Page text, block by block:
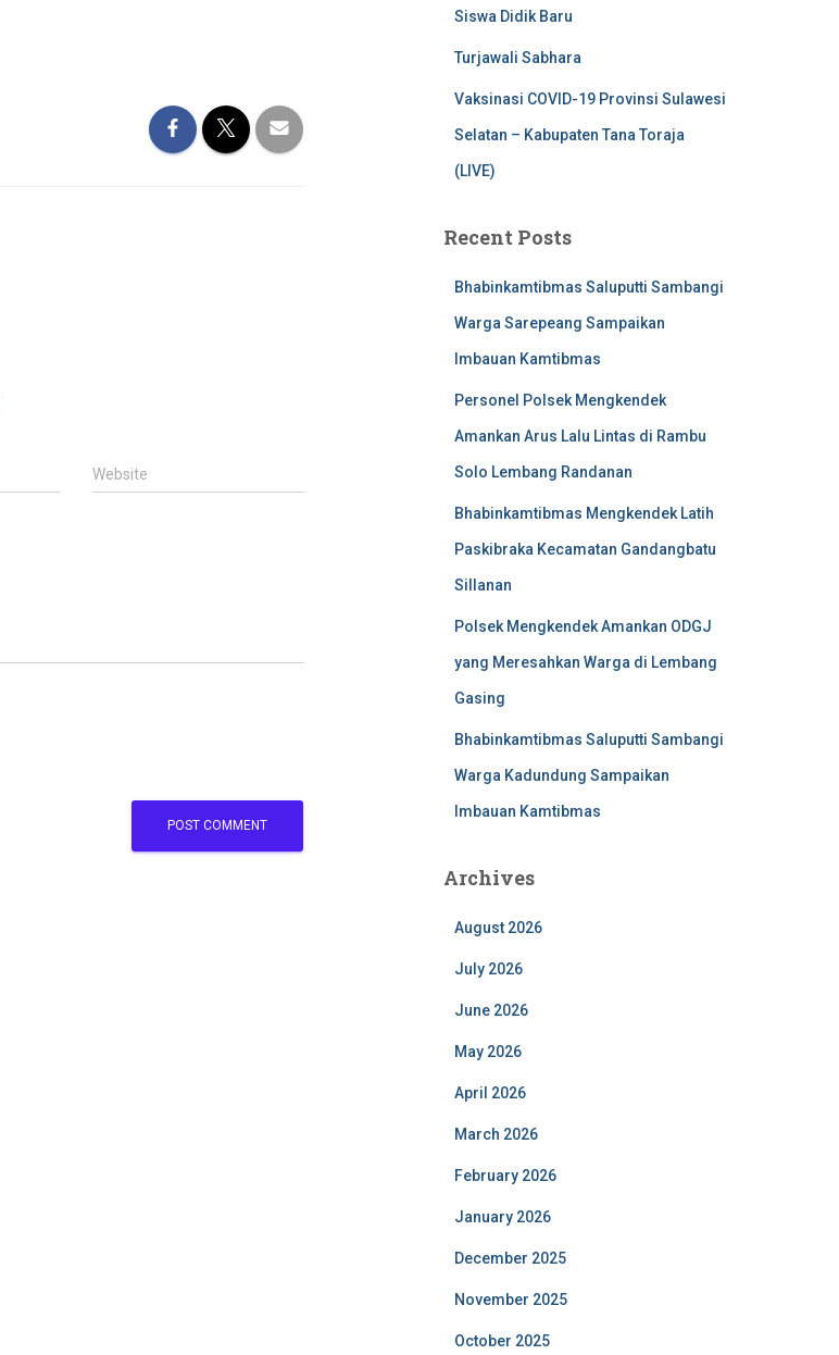
Website
Siswa Didik Baru
Turjawali Sabhara
Vaksinasi COVID-19 Provinsi Sulawesi
Selatan – Kabupaten Tana Toraja
(LIVE)
Recent Posts
Bhabinkamtibmas Saluputti Sambangi
Warga Sarepeang Sampaikan
Imbauan Kamtibmas
Personel Polsek Mengkendek
Amankan Arus Lalu Lintas di Rambu
Solo Lembang Randanan
Bhabinkamtibmas Mengkendek Latih
Paskibraka Kecamatan Gandangbatu
Sillanan
Polsek Mengkendek Amankan ODGJ
yang Meresahkan Warga di Lembang
Gasing
Bhabinkamtibmas Saluputti Sambangi
Warga Kadundung Sampaikan
Imbauan Kamtibmas
Archives
August 2026
July 2026
June 2026
May 2026
April 2026
March 2026
February 2026
January 2026
December 2025
November 2025
October 2025